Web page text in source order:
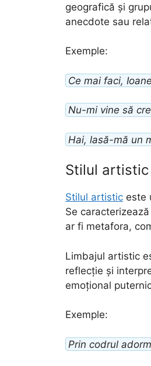
geografică și
anecdote sau
Exemple:
Ce mai faci,
Nu-mi vine să
Hai, lasă-mă un
Stilul artistic
Stilul artistic este
Se
ar fi metafora,
Limbajul artistic
reflecție și
emoțional
Exemple:
Prin codrul